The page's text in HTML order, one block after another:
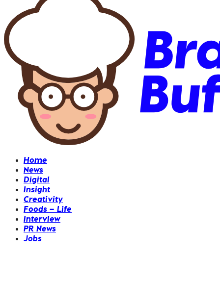
Home
News
Digital
Insight
Creativity
Foods – Life
Interview
PR News
Jobs